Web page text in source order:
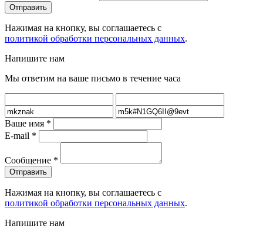
Нажимая на кнопку, вы соглашаетесь с
политикой обработки персональных данных.
Напишите нам
Мы ответим на ваше письмо в течение часа
Ваше имя *
E-mail *
Сообщение *
Нажимая на кнопку, вы соглашаетесь с
политикой обработки персональных данных.
Напишите нам